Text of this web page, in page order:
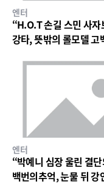
엔터
“H.O.T 손길 스민 사
강타, 뜻밖의 롤모델
엔터
“박예니 심장 울린 결
백번의추억, 눈물 뒤